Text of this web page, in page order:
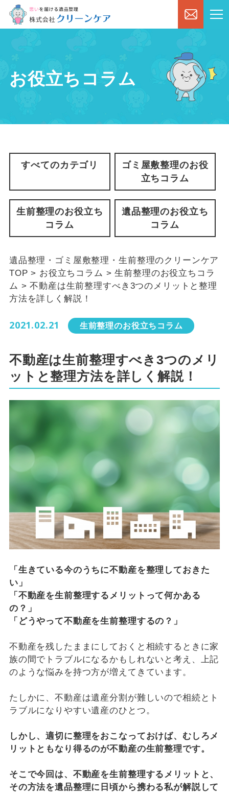
お役立ちコラム
すべてのカテゴリ
ゴミ屋敷整理のお役
立ちコラム
生前整理のお役立ち
コラム
遺品整理のお役立ち
コラム
遺品整理・ゴミ屋敷整理・生前整理のクリーンケア
TOP > お役立ちコラム >生前整理のお役立ちコラ
ム >不動産は生前整理すべき3つのメリットと整理
方法を詳しく解説！
2021.02.21 生前整理のお役立ちコラム
不動産は生前整理すべき3つのメリ
ットと整理方法を詳しく解説！
「生きている今のうちに不動産を整理しておきた
い」
「不動産を生前整理するメリットって何かある
の？」
「どうやって不動産を生前整理するの？」
不動産を残したままにしておくと相続するときに家
族の間でトラブルになるかもしれないと考え、上記
のような悩みを持つ方が増えてきています。
たしかに、不動産は遺産分割が難しいので相続とト
ラブルになりやすい遺産のひとつ。
しかし、適切に整理をおこなっておけば、むしろメ
リットともなり得るのが不動産の生前整理です。
そこで今回は、不動産を生前整理するメリットと、
その方法を遺品整理に日頃から携わる私が解説して